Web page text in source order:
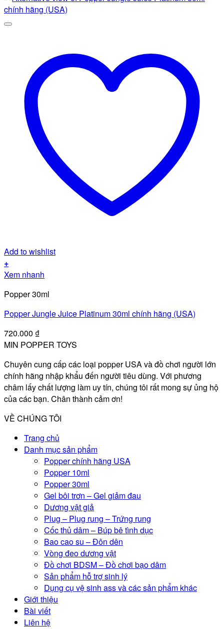
Add to wishlist
+
Xem nhanh
Popper 30ml
Popper Jungle Juice Platinum 30ml chính hãng (USA)
720.000 ₫
MIN POPPER TOYS
Chuyên cung cấp các loại popper USA và đồ chơi người lớn
chính hãng nhập khẩu đến người tiêu dùng. Với phương
châm lấy chất lượng làm uy tín, chúng tôi rất mong sự ủng hộ
của các bạn. Chân thành cảm ơn!
VỀ CHÚNG TÔI
Trang chủ
Danh mục sản phẩm
Popper chính hãng USA
Popper 10ml
Popper 30ml
Gel bôi trơn – Gel giảm đau
Dương vật giả
Plug – Plug rung – Trứng rung
Cốc thủ dâm – Búp bê tình dục
Bao cao su – Đôn dên
Vòng đeo dương vật
Đồ chơi BDSM – Đồ chơi bạo dâm
Sản phẩm hỗ trợ sinh lý
Dụng cụ vệ sinh ass và các sản phẩm khác
Giới thiệu
Bài viết
Liên hệ